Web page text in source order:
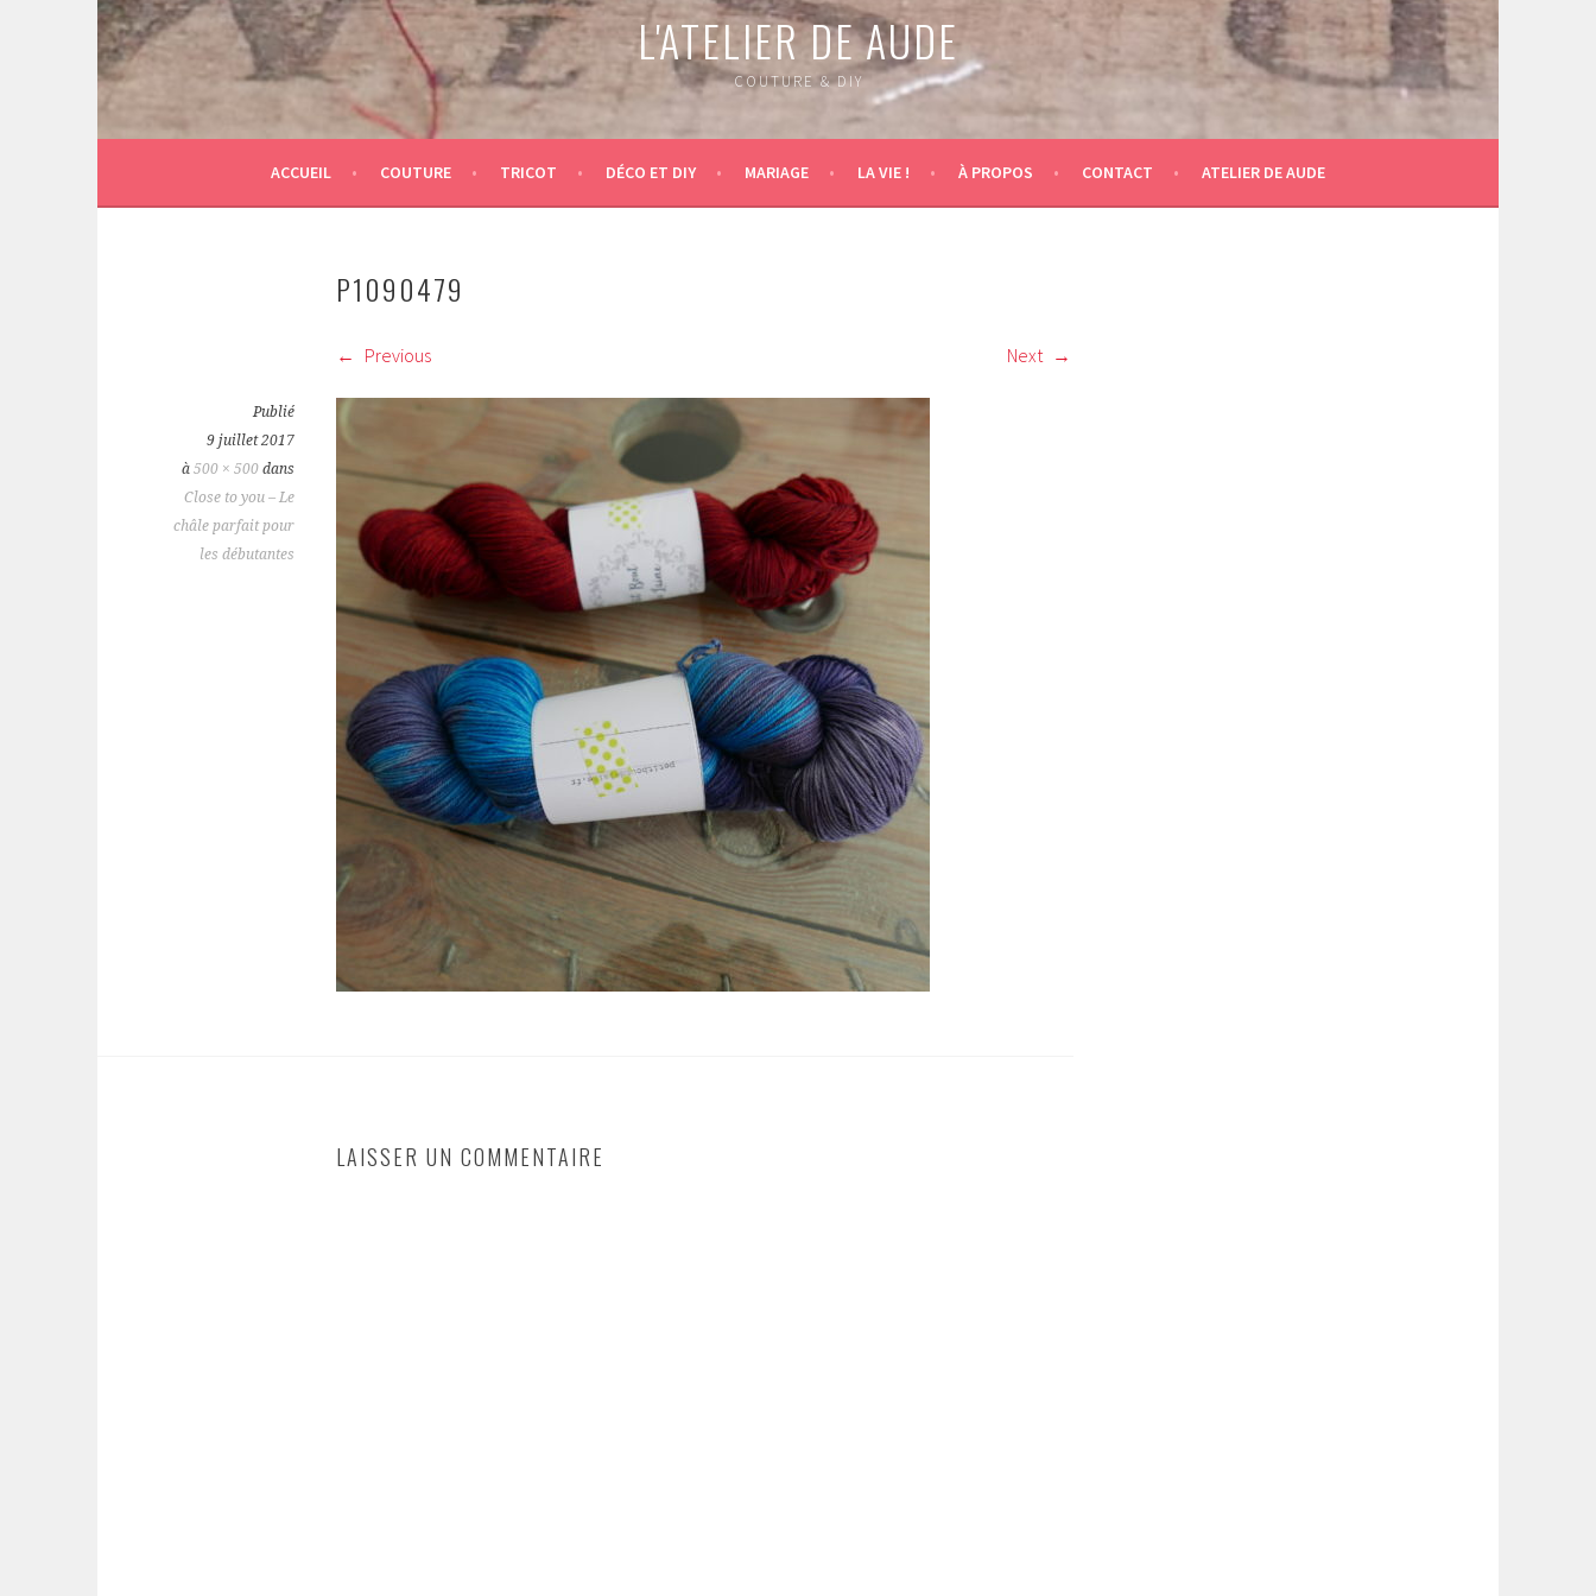
L'ATELIER DE AUDE
COUTURE & DIY
ACCUEIL COUTURE TRICOT DÉCO ET DIY MARIAGE LA VIE ! À PROPOS CONTACT ATELIER DE AUDE
P1090479
Previous Next
Publié
9 juillet 2017
à 500 × 500 dans
Close to you – Le
châle parfait pour
les débutantes
LAISSER UN COMMENTAIRE